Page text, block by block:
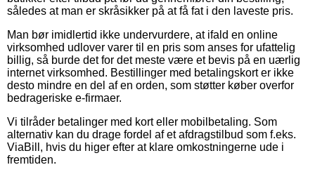
således at man er skråsikker på at få fat i den laveste pris.
Man bør imidlertid ikke undervurdere, at ifald en online
virksomhed udlover varer til en pris som anses for ufattelig
billig, så burde det for det meste være et bevis på en uærlig
internet virksomhed. Bestillinger med betalingskort er ikke
desto mindre en del af en orden, som støtter køber overfor
bedrageriske e-firmaer.
Vi tilråder betalinger med kort eller mobilbetaling. Som
alternativ kan du drage fordel af et afdragstilbud som f.eks.
ViaBill, hvis du higer efter at klare omkostningerne ude i
fremtiden.